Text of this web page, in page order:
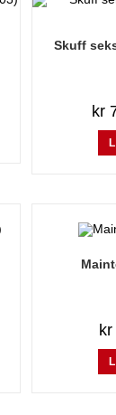
Skuff
kr
kr